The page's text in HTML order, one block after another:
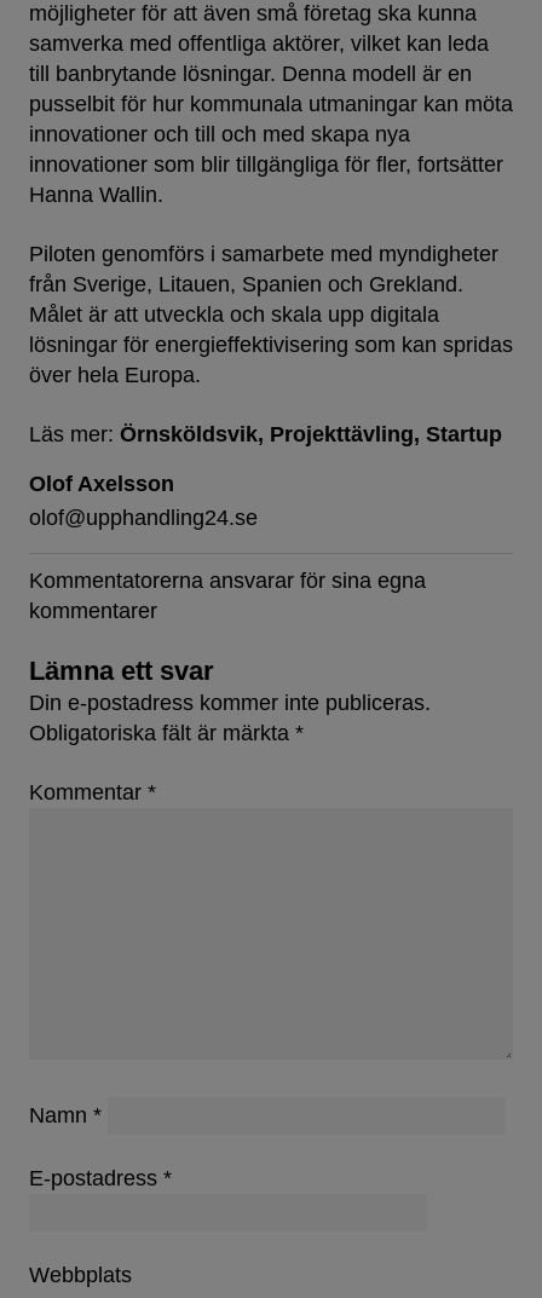
möjligheter för att även små företag ska kunna
samverka med offentliga aktörer, vilket kan leda
till banbrytande lösningar. Denna modell är en
pusselbit för hur kommunala utmaningar kan möta
innovationer och till och med skapa nya
innovationer som blir tillgängliga för fler, fortsätter
Hanna Wallin.
Piloten genomförs i samarbete med myndigheter
från Sverige, Litauen, Spanien och Grekland.
Målet är att utveckla och skala upp digitala
lösningar för energieffektivisering som kan spridas
över hela Europa.
Läs mer: Örnsköldsvik Projekttävling Startup
Olof Axelsson
olof@upphandling24.se
Kommentatorerna ansvarar för sina egna
kommentarer
Lämna ett svar
Din e-postadress kommer inte publiceras.
Obligatoriska fält är märkta *
Kommentar *
Namn *
E-postadress *
Webbplats